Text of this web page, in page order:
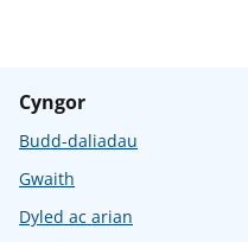
Cyngor
Budd-daliadau
Gwaith
Dyled ac arian